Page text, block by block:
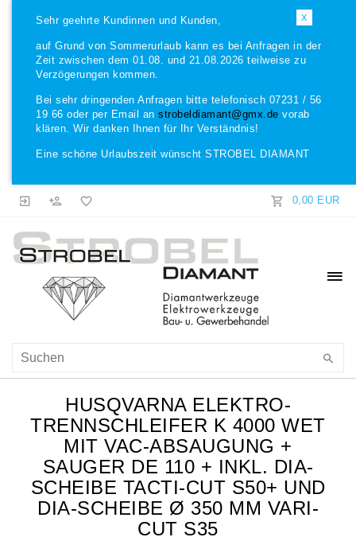
X
Sehr geehrte Kundinnen und Kunden,
auf Grund von Sommerurlaub kann es bei Anfragen in der
Zeit zwischen dem 01.08. und 21.08.2026 teilweise zu
Verzögerungen kommen.
Bei sehr dringenden Anfragen bitte telefonisch 07231 / 56
19 66 oder per Email an strobeldiamant@gmx.de vorab
klären. Wir danken Ihnen für Ihr Verständnis!
Eine schöne Urlaubszeit wünscht STROBEL DIAMANT
0,00 EUR
HUSQVARNA ELEKTRO-
TRENNSCHLEIFER K 4000 WET
MIT VAC-ABSAUGUNG +
SAUGER DE 110 + INKL. DIA-
SCHEIBE TACTI-CUT S50+ UND
DIA-SCHEIBE Ø 350 MM VARI-
CUT S35